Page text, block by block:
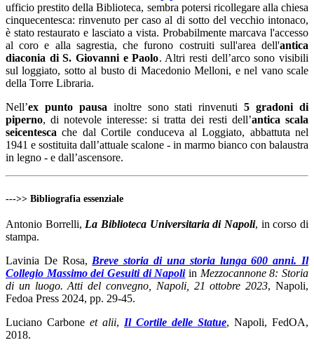
ufficio prestito della Biblioteca, sembra potersi ricollegare alla chiesa
cinquecentesca: rinvenuto per caso al di sotto del vecchio intonaco,
è stato restaurato e lasciato a vista. Probabilmente marcava l'accesso
al coro e alla sagrestia, che furono costruiti sull'area dell'antica
diaconia di S. Giovanni e Paolo. Altri resti dell’arco sono visibili
sul loggiato, sotto al busto di Macedonio Melloni, e nel vano scale
della Torre Libraria.
Nell’ex punto pausa inoltre sono stati rinvenuti5 gradoni di
piperno, di notevole interesse: si tratta dei resti dell’antica scala
seicentesca che dal Cortile conduceva al Loggiato, abbattuta nel
1941 e sostituita dall’attuale scalone - in marmo bianco con balaustra
in legno - e dall’ascensore.
--->> Bibliografia essenziale
Antonio Borrelli, La Biblioteca Universitaria di Napoli, in corso di
stampa.
Lavinia De Rosa, Breve storia di una storia lunga 600 anni. Il
Collegio Massimo dei Gesuiti di Napoliin Mezzocannone 8: Storia
di un luogo. Atti del convegno, Napoli, 21 ottobre 2023, Napoli,
Fedoa Press 2024, pp. 29-45.
Luciano Carbone et alii, Il Cortile delle Statue, Napoli, FedOA,
2018.